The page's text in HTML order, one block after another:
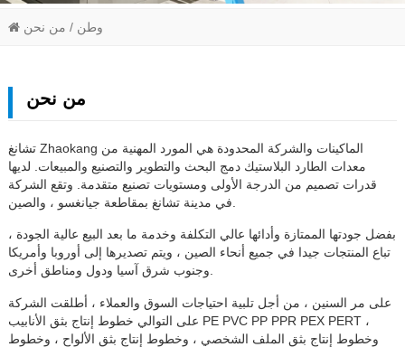
وطن / من نحن
من نحن
تشانغ Zhaokang الماكينات والشركة المحدودة هي المورد المهنية من
معدات الطارد البلاستيك دمج البحث والتطوير والتصنيع والمبيعات. لديها
قدرات تصميم من الدرجة الأولى ومستويات تصنيع متقدمة. وتقع الشركة
بفضل جودتها الممتازة وأدائها عالي التكلفة وخدمة ما بعد البيع عالية الجودة ،
تباع المنتجات جيدا في جميع أنحاء الصين ، ويتم تصديرها إلى أوروبا وأمريكا
وجنوب شرق آسيا ودول ومناطق أخرى.
على مر السنين ، من أجل تلبية احتياجات السوق والعملاء ، أطلقت الشركة
على التوالي خطوط إنتاج بثق الأنابيب PE PVC PP PPR PEX PERT ،
وخطوط إنتاج بثق الملف الشخصي ، وخطوط إنتاج بثق الألواح ، وخطوط